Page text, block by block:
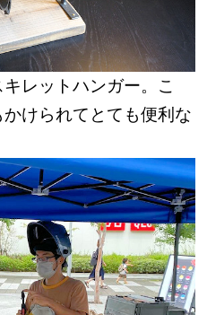
レットハンガー。こ
けられてとても便利な